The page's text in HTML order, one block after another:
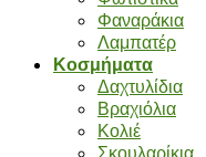
Φαναράκια
Λαμπατέρ
Κοσμήματα
Δαχτυλίδια
Βραχιόλια
Κολιέ
Σκουλαρίκια